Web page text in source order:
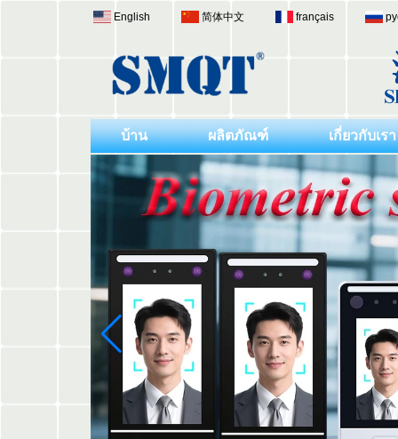
English 简体中文 français
บ้าน ผลิตภัณฑ์ เกี่ยวกับเรา